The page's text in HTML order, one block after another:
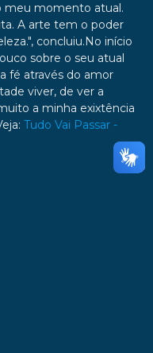
meu momento atual.
A arte tem o poder
concluiu.No início
sobre o seu atual
fé através do amor
viver, de ver a
a minha exixtência
Tudo Vai Passar -